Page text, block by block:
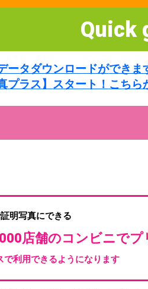
Quick
ータダウンロードができま
プラス】 スタート！ こちら
明写真にできる
店舗のコンビニでプ
利用できるようになります